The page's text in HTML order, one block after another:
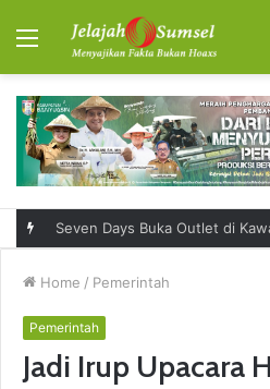
Menu
Home / Pemerintah
Pemerintah
Jadi Irup Upacara